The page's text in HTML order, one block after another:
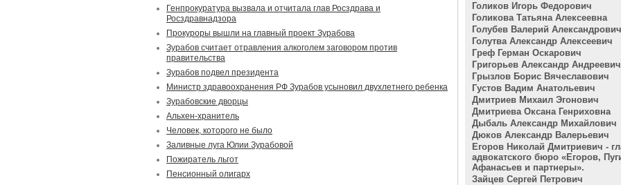
Генпрокуратура вызвала и отчитала глав Росздрава и
Росздравнадзора
Прокуроры вышли на главный проект Зурабова
Зурабов считает отравления алкоголем заговором против
правительства
Зурабов подвел президента
Министр здравоохранения РФ Зурабов усыновил двухлетнего ребенка
Зурабовские дворцы
Альхен-хранитель
Человек, которого не было
Заливные луга Юлии Зурабовой
Пожиратель льгот
Пенсионный олигарх
Голиков Игорь Федорович
Голикова Татьяна Алексеевна
Голубев Валерий Александрович
Голутва Александр Алексеевич
Греф Герман Оскарович
Григорьев Александр Андреевич
Грызлов Борис Вячеславович
Густов Вадим Анатольевич
Дмитриев Михаил Эгонович
Дмитриева Оксана Генриховна
Дыбаль Александр Михайлович
Дюков Александр Валерьевич
Егоров Николай Дмитриевич -
адвокатского бюро «Егоров,
Афанасьев и партнеры».
Зайцев Сергей Петрович